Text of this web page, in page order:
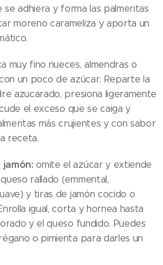
se adhiera y forma las palmeritas
moreno carameliza y aporta un
muy fino nueces, almendras o
un poco de azúcar. Reparte la
azucarado, presiona ligeramente
el exceso que se caiga y
más crujientes y con sabor
receta.
omite el azúcar y extiende
rallado (emmental,
y tiras de jamón cocido o
igual, corta y hornea hasta
y el queso fundido. Puedes
o pimienta para darles un